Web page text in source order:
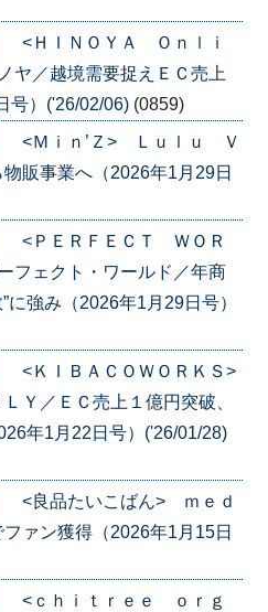
<ＨＩＮＯＹＡ Ｏｎｌｉ
／越境需要捉えＥＣ売上
号）('26/02/06) (0859)
<Ｍｉｎ’Ｚ> Ｌｕｌｕ Ｖ
販事業へ（2026年1月29日
<ＰＥＲＦＥＣＴ ＷＯＲ
ェクト・ワールド／年商
に強み（2026年1月29日号）
<ＫＩＢＡＣＯＷＯＲＫＳ>
／ＥＣ売上１億円突破、
年1月22日号）('26/01/28)
<良品たいこばん> ｍｅｄ
ァン獲得（2026年1月15日
<ｃｈｉｔｒｅｅ ｏｒｇ